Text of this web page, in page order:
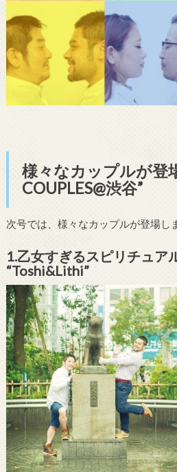
様々なカップルが登
COUPLES@渋谷”
次号では、様々なカップルが登場し
1.乙女すぎるスピリチュア
“Toshi&Lithi”